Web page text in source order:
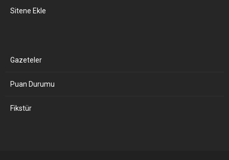
Sitene Ekle
Gazeteler
Puan Durumu
Fikstür